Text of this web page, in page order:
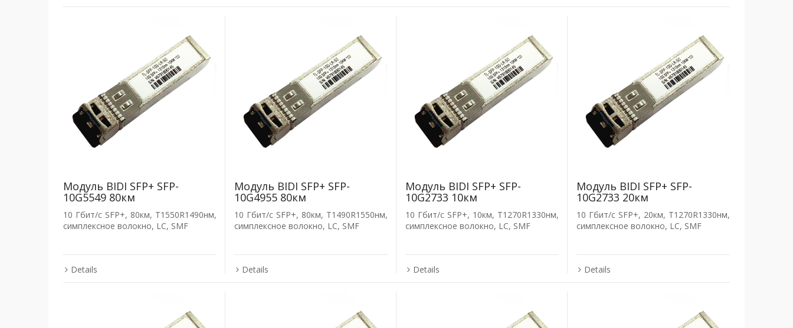
Модуль BIDI SFP+ SFP-
10G5549 80км
10 Гбит/с SFP+, 80км, T1550R1490нм,
симплексное волокно, LC, SMF
Details
Модуль BIDI SFP+ SFP-
10G4955 80км
10 Гбит/с SFP+, 80км, T1490R1550нм,
симплексное волокно, LC, SMF
Details
Модуль BIDI SFP+ SFP-
10G2733 10км
10 Гбит/с SFP+, 10км, T1270R1330нм,
симплексное волокно, LC, SMF
Details
Модуль BIDI SFP+ SFP-
10G2733 20км
10 Гбит/с SFP+, 20км, T1270R1330нм,
симплексное волокно, LC, SMF
Details